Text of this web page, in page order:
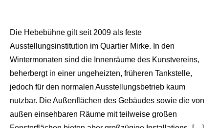
Die Hebebühne gilt seit 2009 als feste
Ausstellungsinstitution im Quartier Mirke. In den
Wintermonaten sind die Innenräume des Kunstvereins,
beherbergt in einer ungeheizten, früheren Tankstelle,
jedoch für den normalen Ausstellungsbetrieb kaum
nutzbar. Die Außenflächen des Gebäudes sowie die von
außen einsehbaren Räume mit teilweise großen